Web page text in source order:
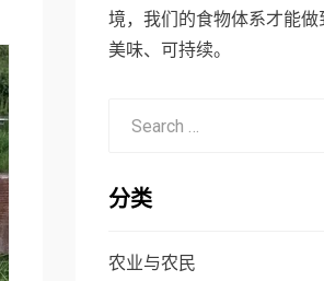
境，我们的食物体系才能做
美味、可持续。
分类
农业与农民